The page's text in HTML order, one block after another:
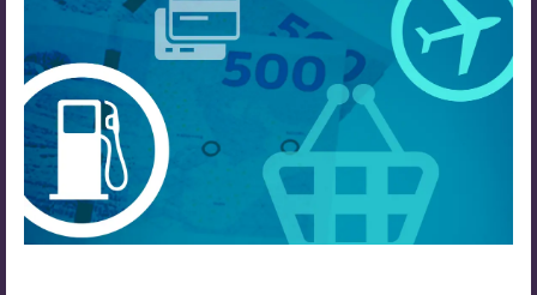
Dansk økonomi
Digitalisering
International økonomi
Arbejdsmiljø
Arbejdsmarkedet